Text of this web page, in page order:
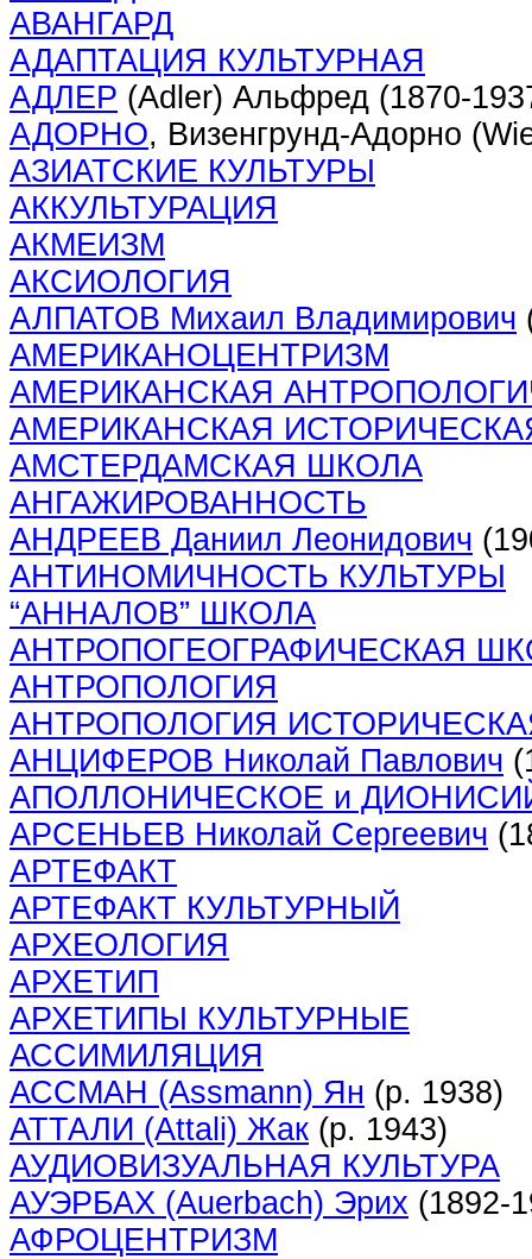
АВАНГАРД
АДАПТАЦИЯ КУЛЬТУРНАЯ
АДЛЕР (Adler) Альфред (1870-
АДОРНО, Визенгрунд-Адорно
АЗИАТСКИЕ КУЛЬТУРЫ
АККУЛЬТУРАЦИЯ
АКМЕИЗМ
АКСИОЛОГИЯ
АЛПАТОВ Михаил Владимирович
АМЕРИКАНОЦЕНТРИЗМ
АМЕРИКАНСКАЯ
АМЕРИКАНСКАЯ
АМСТЕРДАМСКАЯ ШКОЛА
АНГАЖИРОВАННОСТЬ
АНДРЕЕВ Даниил Леонидович
АНТИНОМИЧНОСТЬ КУЛЬТУРЫ
“АННАЛОВ” ШКОЛА
АНТРОПОГЕОГРАФИЧЕСКАЯ
АНТРОПОЛОГИЯ
АНТРОПОЛОГИЯ
АНЦИФЕРОВ Николай Павлович
АПОЛЛОНИЧЕСКОЕ и
АРСЕНЬЕВ Николай Сергеевич
АРТЕФАКТ
АРТЕФАКТ КУЛЬТУРНЫЙ
АРХЕОЛОГИЯ
АРХЕТИП
АРХЕТИПЫ КУЛЬТУРНЫЕ
АССИМИЛЯЦИЯ
АССМАН (Assmann) Ян (р. 1938)
АТТАЛИ (Attali) Жак (р. 1943)
АУДИОВИЗУАЛЬНАЯ КУЛЬТУРА
АУЭРБАХ (Auerbach) Эрих (1892-
АФРОЦЕНТРИЗМ